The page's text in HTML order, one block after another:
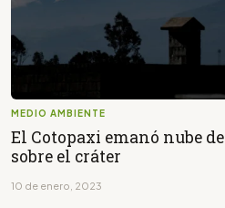
MEDIO AMBIENTE
El Cotopaxi emanó nube
sobre el cráter
10 de enero, 2023